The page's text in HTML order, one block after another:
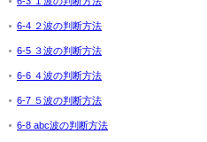
6-4 ２波の判断方法
6-5 ３波の判断方法
6-6 ４波の判断方法
6-7 ５波の判断方法
6-8 abc波の判断方法